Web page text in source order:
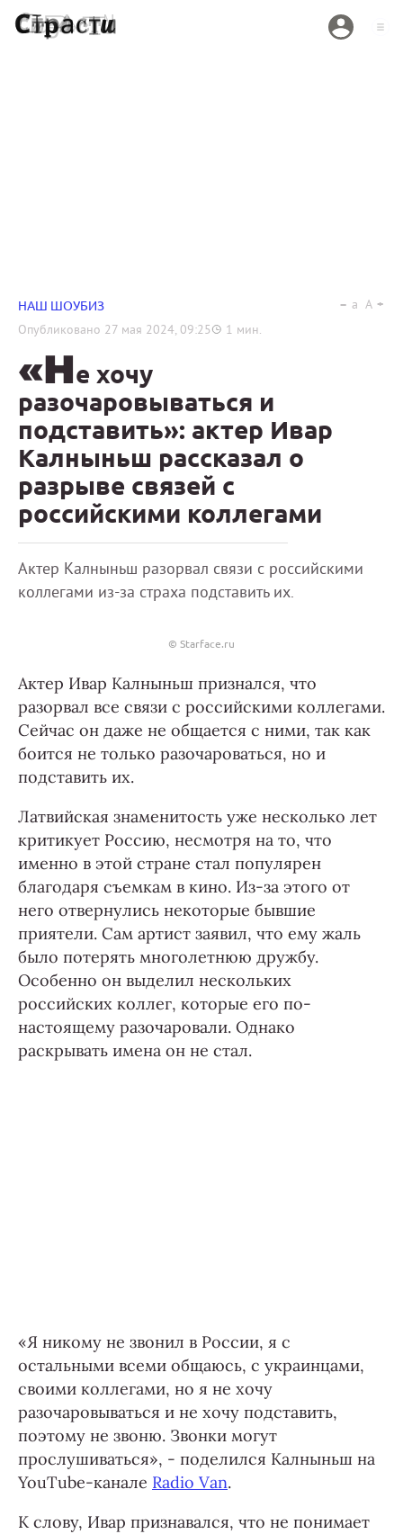
НАШ ШОУБИЗ
Опубликовано 27 мая 2024, 09:25 1 мин.
a A
«Не хочу
разочаровываться и
подставить»: актер Ивар
Калныньш рассказал о
разрыве связей с
российскими коллегами
Актер Калныньш разорвал связи с российскими
коллегами из-за страха подставить их.
© Starface.ru
Актер Ивар Калныньш признался, что
разорвал все связи с российскими коллегами.
Сейчас он даже не общается с ними, так как
боится не только разочароваться, но и
подставить их.
Латвийская знаменитость уже несколько лет
критикует Россию, несмотря на то, что
именно в этой стране стал популярен
благодаря съемкам в кино. Из-за этого от
него отвернулись некоторые бывшие
приятели. Сам артист заявил, что ему жаль
было потерять многолетнюю дружбу.
Особенно он выделил нескольких
российских коллег, которые его по-
настоящему разочаровали. Однако
раскрывать имена он не стал.
«Я никому не звонил в России, я с
остальными всеми общаюсь, с украинцами,
своими коллегами, но я не хочу
разочаровываться и не хочу подставить,
поэтому не звоню. Звонки могут
прослушиваться», - поделился Калныньш на
YouTube-канале Radio Van.
К слову, Ивар признавался, что не понимает